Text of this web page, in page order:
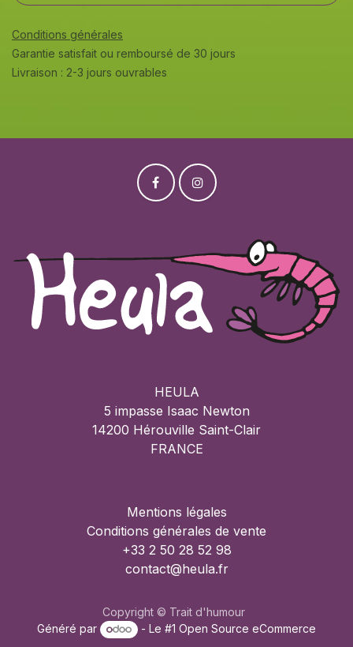
Conditions générales
Garantie satisfait ou remboursé de 30 jours
Livraison : 2-3 jours ouvrables
HEULA
5 impasse Isaac Newton
14200 Hérouville Saint-Clair
FRANCE
Mentions légales
Conditions générales de vente
+33 2 50 28 52 98
contact@heula.fr
Copyright © Trait d'humour
Généré par
- Le #1Open Source eCommerce